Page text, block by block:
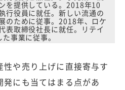
を提供している。2018年10
行役員に就任。新しい流通の
のために従事。2018年、ロケ
表取締役社長に就任。リテイ
事業に従事。
や売り上げに直接寄与す
にも当てはまる点があ